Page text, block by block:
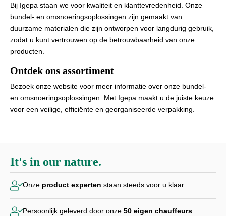
Bij Igepa staan we voor kwaliteit en klanttevredenheid. Onze
bundel- en omsnoeringsoplossingen zijn gemaakt van
duurzame materialen die zijn ontworpen voor langdurig gebruik,
zodat u kunt vertrouwen op de betrouwbaarheid van onze
producten.
Ontdek ons assortiment
Bezoek onze website voor meer informatie over onze bundel-
en omsnoeringsoplossingen. Met Igepa maakt u de juiste keuze
voor een veilige, efficiënte en georganiseerde verpakking.
It's in our nature.
Onze product experten staan steeds voor u klaar
Persoonlijk geleverd door onze 50 eigen chauffeurs